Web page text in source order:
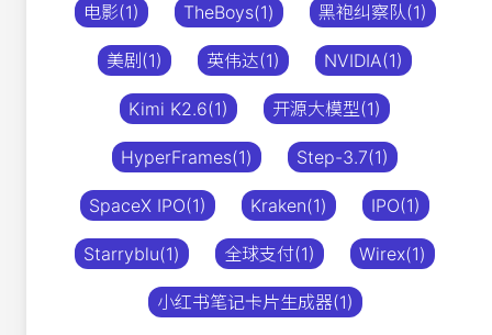
电影(1) TheBoys(1) 黑袍纠察队(1)
美剧(1) 英伟达(1) NVIDIA(1)
Kimi K2.6(1) 开源大模型(1)
HyperFrames(1) Step-3.7(1)
SpaceX IPO(1) Kraken(1) IPO(1)
Starryblu(1) 全球支付(1) Wirex(1)
小红书笔记卡片生成器(1)